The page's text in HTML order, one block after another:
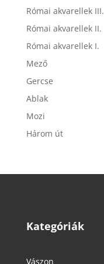
Római akvarellek III.
Római akvarellek II.
Római akvarellek I.
Mező
Gercse
Ablak
Mozi
Három út
Kategóriák
Vászon